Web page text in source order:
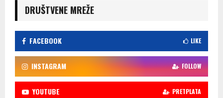
DRUŠTVENE MREŽE
FACEBOOK LIKE
INSTAGRAM FOLLOW
YOUTUBE PRETPLATA